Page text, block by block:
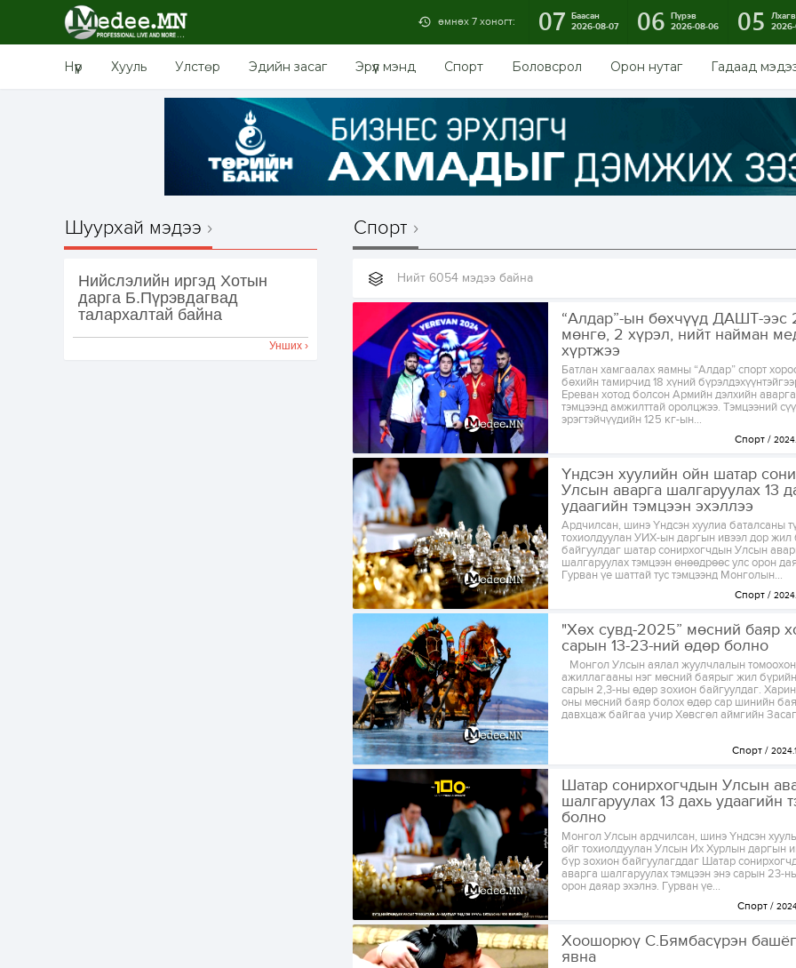
өмнөх 7 хоногт: 07 Баасан
2026-08-07
06 Пүрэв
2026-08-06
05
Нүүр Хууль Улстөр Эдийн засаг Эрүүл мэнд Спорт Боловсрол Орон нутаг Гадаад
Шуурхай мэдээ
Нийслэлийн иргэд Хотын
дарга Б.Пүрэвдагвад
талархалтай байна
Унших ›
Спорт
Нийт 6054 мэдээ байна
“Алдар”-ын бөхчүүд ДАШТ-ээс
мөнгө, 2 хүрэл, нийт найман
хүртжээ
Батлан хамгаалах яамны “Алдар” спорт
бөхийн тамирчид 18 хүний
Ереван хотод болсон Армийн дэлхийн
тэмцээнд амжилттай оролцжээ. Тэмцээний
эрэгтэйчүүдийн 125 кг-ын...
Спорт
Үндсэн хуулийн ойн шатар
Улсын аварга шалгаруулах 13
удаагийн тэмцээн эхэллээ
Ардчилсан, шинэ Үндсэн хуулиа баталсаны
тохиолдуулан УИХ-ын даргын ивээл дор жил
байгуулдаг шатар сонирхогчдын Улсын
шалгаруулах тэмцээн өнөөдрөөс улс орон
Гурван үе шаттай тус тэмцээнд Монголын...
Спорт
"Хөх сувд-2025” мөсний баяр
сарын 13-23-ний өдөр болно
Монгол Улсын аялал жуулчлалын
ажиллагааны нэг мөсний баярыг жил
сарын 2,3-ны өдөр зохион байгуулдаг.
оны мөсний баяр болох өдөр сар шинийн
давхцаж байгаа учир Хөвсгөл аймгийн
Спорт
Шатар сонирхогчдын Улсын
шалгаруулах 13 дахь удаагийн
болно
Монгол Улсын ардчилсан, шинэ Үндсэн
ойг тохиолдуулан Улсын Их Хурлын даргын
бүр зохион байгуулагддаг Шатар
аварга шалгаруулах тэмцээн энэ сарын 23-
орон даяар эхэлнэ. Гурван үе...
Спорт
Хоошорюү С.Бямбасүрэн
явна